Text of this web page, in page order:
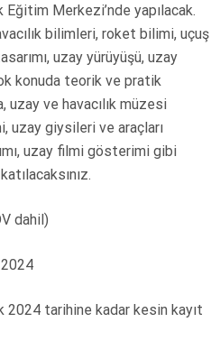
Eğitim Merkezi’nde yapılacak.
bilimleri, roket bilimi, uçuş
uzay yürüyüşü, uzay
konuda teorik ve pratik
uzay ve havacılık müzesi
uzay giysileri ve araçları
uzay filmi gösterimi gibi
dahil)
2024 tarihine kadar kesin kayıt